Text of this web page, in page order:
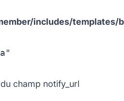
includes/templates/
champ notify_url